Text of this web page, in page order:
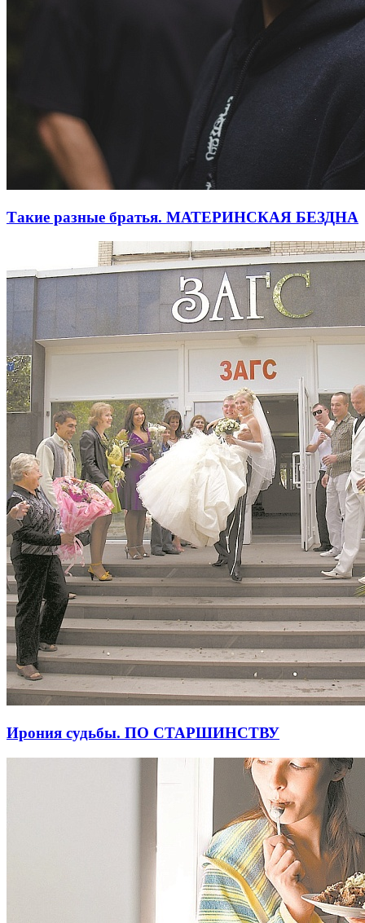
Такие разные братья. МАТЕРИНСКАЯ БЕЗДНА
Ирония судьбы. ПО СТАРШИНСТВУ